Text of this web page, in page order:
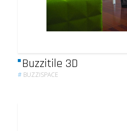
Buzzitile 3D
# BUZZISPACE